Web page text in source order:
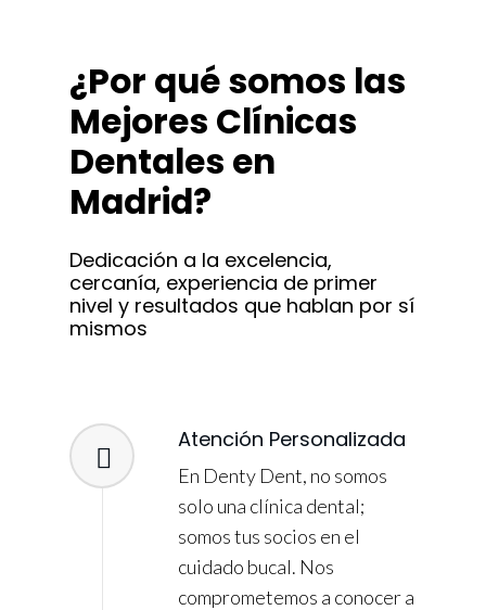
¿Por qué somos las
Mejores Clínicas
Dentales en
Madrid?
Dedicación a la excelencia,
cercanía, experiencia de primer
nivel y resultados que hablan por sí
mismos
Atención Personalizada
En Denty Dent, no somos
solo una clínica dental;
somos tus socios en el
cuidado bucal. Nos
comprometemos a conocer a